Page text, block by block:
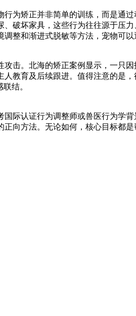
为矫正并非简单的训练，而是通过
破坏家具，这些行为往往源于压
整和渐进式脱敏等方法，宠物可
击。北海的矫正案例显示，一只因
教育及后续跟进。值得注意的是
结。
际认证行为调整师或兽医行为学
向方法。无论如何，核心目标都